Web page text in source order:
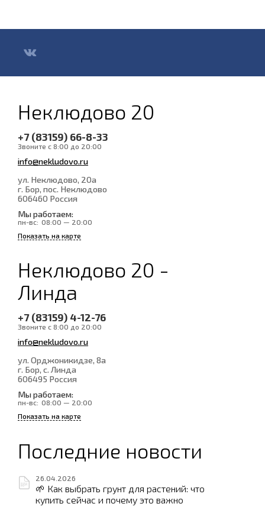
Неклюдово 20
+7 (83159) 66-8-33
Звоните с 8:00 до 20:00
info@nekludovo.ru
ул. Неклюдово, 20а
г. Бор, пос. Неклюдово
606460 Россия
Мы работаем:
пн-вс: 08:00 — 20:00
Показать на карте
Неклюдово 20 -
Линда
+7 (83159) 4-12-76
Звоните с 8:00 до 20:00
info@nekludovo.ru
ул. Орджоникидзе, 8а
г. Бор, с. Линда
606495 Россия
Мы работаем:
пн-вс: 08:00 — 20:00
Показать на карте
Последние новости
26.04.2026
🌱 Как выбрать грунт для растений: что
купить сейчас и почему это важно